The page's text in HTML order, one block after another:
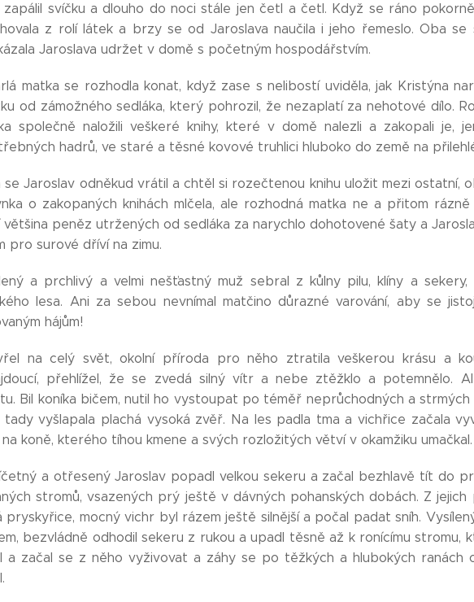
zapálil svíčku a dlouho do noci stále jen četl a četl. Když se ráno
z rolí látek a brzy se od Jaroslava naučila i jeho řemeslo. Oba se
Jaroslava udržet v domě s početným hospodářstvím.
matka se rozhodla konat, když zase s nelibostí uviděla, jak Kristýna
od zámožného sedláka, který pohrozil, že nezaplatí za nehotové dílo.
společně naložili veškeré knihy, které v domě nalezli a zakopali je,
hadrů, ve staré a těsné kovové truhlici hluboko do země na
se Jaroslav odněkud vrátil a chtěl si rozečtenou knihu uložit mezi ostatní,
o zakopaných knihách mlčela, ale rozhodná matka ne a přitom
většina peněz utržených od sedláka za narychlo dohotovené šaty a
pro surové dříví na zimu.
a prchlivý a velmi nešťastný muž sebral z kůlny pilu, klíny a
lesa. Ani za sebou nevnímal matčino důrazné varování, aby se
hájům!
na celý svět, okolní příroda pro něho ztratila veškerou krásu a
přehlížel, že se zvedá silný vítr a nebe ztěžklo a potemnělo.
Bil koníka bičem, nutil ho vystoupat po téměř neprůchodných a strmých
vyšlapala plachá vysoká zvěř. Na les padla tma a vichřice začala
koně, kterého tíhou kmene a svých rozložitých větví v okamžiku umačkal.
a otřesený Jaroslav popadl velkou sekeru a začal bezhlavě tít do
stromů, vsazených prý ještě v dávných pohanských dobách. Z
pryskyřice, mocný vichr byl rázem ještě silnější a počal padat sníh.
bezvládně odhodil sekeru z rukou a upadl těsně až k ronícímu stromu,
a začal se z něho vyživovat a záhy se po těžkých a hlubokých ranách